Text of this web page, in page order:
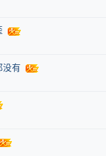
没有